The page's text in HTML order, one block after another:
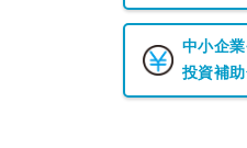
中小企
投資補